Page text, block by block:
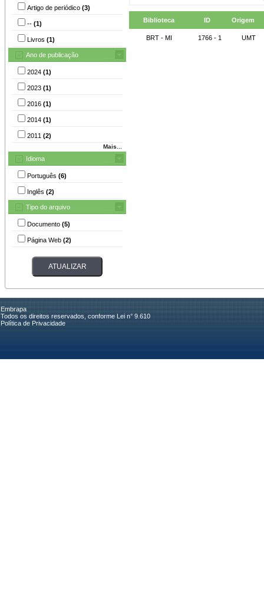
Artigo de periódico (3)
-- (1)
Livros (1)
Ano de publicação
2024 (1)
2023 (1)
2016 (1)
2014 (1)
2011 (2)
Mais...
Idioma
Português (6)
Inglês (2)
Tipo do arquivo
Documento (5)
Página Web (2)
Biblioteca ID Origem
BRT - MI 1766 - 1 UMT
Embrapa
Todos os direitos reservados, conforme Lei n° 9.610
Política de Privacidade